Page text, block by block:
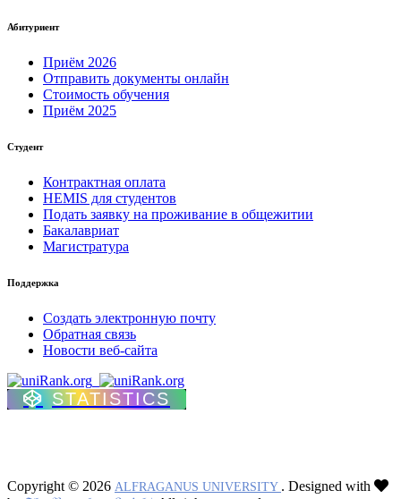
Абитуриент
Приём 2026
Отправить документы онлайн
Стоимость обучения
Приём 2025
Студент
Контрактная оплата
HEMIS для студентов
Подать заявку на проживание в общежитии
Бакалавриат
Магистратура
Поддержка
Создать электронную почту
Обратная связь
Новости веб-сайта
STATISTICS
Copyright © 2026 ALFRAGANUS UNIVERSITY . Designed with